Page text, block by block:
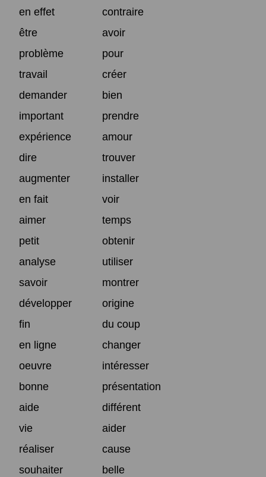
en effet
contraire
être
avoir
problème
pour
travail
créer
demander
bien
important
prendre
expérience
amour
dire
trouver
augmenter
installer
en fait
voir
aimer
temps
petit
obtenir
analyse
utiliser
savoir
montrer
développer
origine
fin
du coup
en ligne
changer
oeuvre
intéresser
bonne
présentation
aide
différent
vie
aider
réaliser
cause
souhaiter
belle